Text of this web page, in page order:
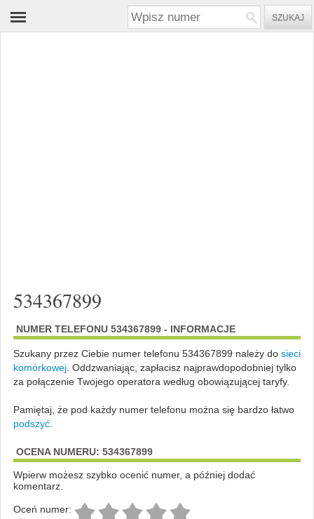
534367899
NUMER TELEFONU 534367899 - INFORMACJE
Szukany przez Ciebie numer telefonu 534367899 należy do sieci
komórkowej. Oddzwaniając, zapłacisz najprawdopodobniej tylko
za połączenie Twojego operatora według obowiązującej taryfy.
Pamiętaj, że pod każdy numer telefonu można się bardzo łatwo
podszyć.
OCENA NUMERU: 534367899
Wpierw możesz szybko ocenić numer, a później dodać
komentarz.
Oceń numer: